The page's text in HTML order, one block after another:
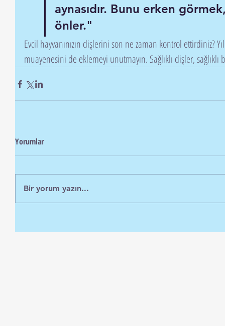
aynasıdır. Bunu erken
önler."
Evcil hayvanınızın dişlerini son ne zaman kontrol ettirdiniz?
muayenesini de eklemeyi unutmayın. Sağlıklı dişler,
Yorumlar
Bir yorum yazın...